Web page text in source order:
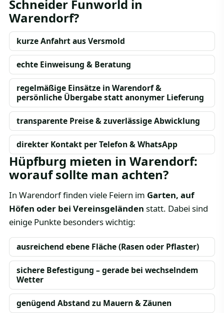
Schneider Funworld in
Warendorf?
kurze Anfahrt aus Versmold
echte Einweisung & Beratung
regelmäßige Einsätze in Warendorf &
persönliche Übergabe statt anonymer Lieferung
transparente Preise & zuverlässige Abwicklung
direkter Kontakt per Telefon & WhatsApp
Hüpfburg mieten in Warendorf:
worauf sollte man achten?
In Warendorf finden viele Feiern im Garten, auf
Höfen oder bei Vereinsgeländen statt. Dabei sind
einige Punkte besonders wichtig:
ausreichend ebene Fläche (Rasen oder Pflaster)
sichere Befestigung – gerade bei wechselndem
Wetter
genügend Abstand zu Mauern & Zäunen